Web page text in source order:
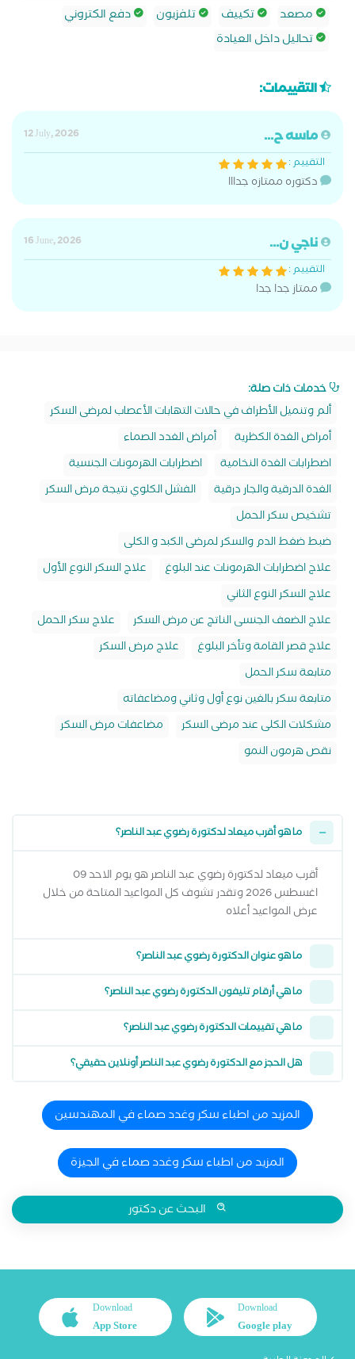
مصعد
تكييف تلفزيون
دفع الكتروني
تحاليل داخل العيادة
التقييمات:
ماسه ح...
12 July, 2026
التقييم :
دكتوره ممتازه جدااا
ناجي ن...
16 June, 2026
التقييم :
ممتاز جدا جدا
خدمات ذات صلة:
ألم وتنميل الأطراف في حالات التهابات الأعصاب لمرضى السكر
أمراض الغدة الكظرية
أمراض الغدد الصماء
اضطرابات الغدة النخامية
اضطرابات الهرمونات الجنسية
الغدة الدرقية والجار درقية
الفشل الكلوي نتيجة مرض السكر
تشخيص سكر الحمل
ضبط ضغط الدم والسكر لمرضى الكبد و الكلى
علاج اضطرابات الهرمونات عند البلوغ
علاج السكر النوع الأول
علاج السكر النوع الثاني
علاج الضعف الجنسى الناتج عن مرض السكر
علاج سكر الحمل
علاج قصر القامة وتأخر البلوغ
علاج مرض السكر
متابعة سكر الحمل
متابعة سكر بالغين نوع أول وثاني ومضاعفاته
مشكلات الكلى عند مرضى السكر
مضاعفات مرض السكر
نقص هرمون النمو
ما هو أقرب ميعاد لدكتورة رضوي عبد الناصر؟
أقرب ميعاد لدكتورة رضوي عبد الناصر هو يوم الاحد 09
اغسطس 2026 وتقدر تشوف كل المواعيد المتاحة من خلال
عرض المواعيد أعلاه
ما هو عنوان الدكتورة رضوي عبد الناصر؟
ما هي أرقام تليفون الدكتورة رضوي عبد الناصر؟
ما هي تقييمات الدكتورة رضوي عبد الناصر؟
هل الحجز مع الدكتورة رضوي عبد الناصر أونلاين حقيقي؟
المزيد من اطباء سكر وغدد صماء في المهندسين
المزيد من اطباء سكر وغدد صماء في الجيزة
البحث عن دكتور
Download
Google play
Download
App Store